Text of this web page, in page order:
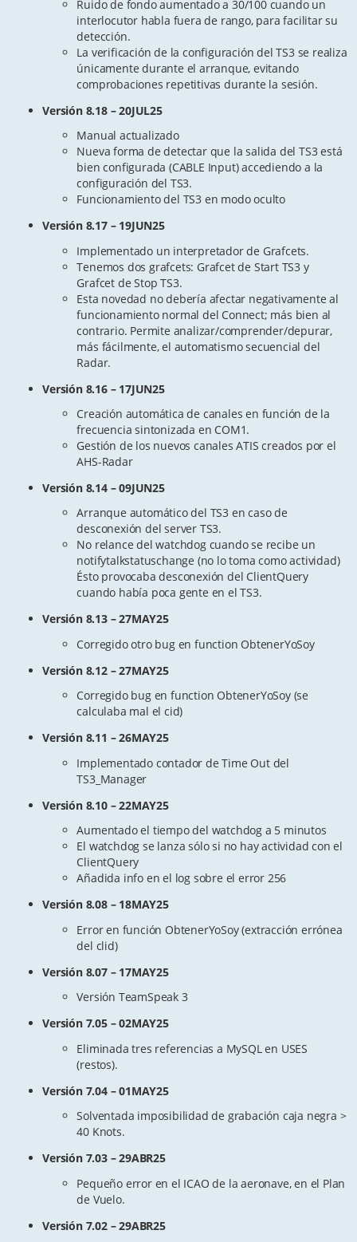
Ruido de fondo aumentado a 30/100 cuando un
interlocutor habla fuera de rango, para facilitar su
detección.
La verificación de la configuración del TS3 se realiza
únicamente durante el arranque, evitando
comprobaciones repetitivas durante la sesión.
Versión 8.18 – 20JUL25
Manual actualizado
Nueva forma de detectar que la salida del TS3 está
bien configurada (CABLE Input) accediendo a la
configuración del TS3.
Funcionamiento del TS3 en modo oculto
Versión 8.17 – 19JUN25
Implementado un interpretador de Grafcets.
Tenemos dos grafcets: Grafcet de Start TS3 y
Grafcet de Stop TS3.
Esta novedad no debería afectar negativamente al
funcionamiento normal del Connect; más bien al
contrario. Permite analizar/comprender/depurar,
más fácilmente, el automatismo secuencial del
Radar.
Versión 8.16 – 17JUN25
Creación automática de canales en función de la
frecuencia sintonizada en COM1.
Gestión de los nuevos canales ATIS creados por el
AHS-Radar
Versión 8.14 – 09JUN25
Arranque automático del TS3 en caso de
desconexión del server TS3.
No relance del watchdog cuando se recibe un
notifytalkstatuschange (no lo toma como actividad)
Ésto provocaba desconexión del ClientQuery
cuando había poca gente en el TS3.
Versión 8.13 – 27MAY25
Corregido otro bug en function ObtenerYoSoy
Versión 8.12 – 27MAY25
Corregido bug en function ObtenerYoSoy (se
calculaba mal el cid)
Versión 8.11 – 26MAY25
Implementado contador de Time Out del
TS3_Manager
Versión 8.10 – 22MAY25
Aumentado el tiempo del watchdog a 5 minutos
El watchdog se lanza sólo si no hay actividad con el
ClientQuery
Añadida info en el log sobre el error 256
Versión 8.08 – 18MAY25
Error en función ObtenerYoSoy (extracción errónea
del clid)
Versión 8.07 – 17MAY25
Versión TeamSpeak 3
Versión 7.05 – 02MAY25
Eliminada tres referencias a MySQL en USES
(restos).
Versión 7.04 – 01MAY25
Solventada imposibilidad de grabación caja negra >
40 Knots.
Versión 7.03 – 29ABR25
Pequeño error en el ICAO de la aeronave, en el Plan
de Vuelo.
Versión 7.02 – 29ABR25